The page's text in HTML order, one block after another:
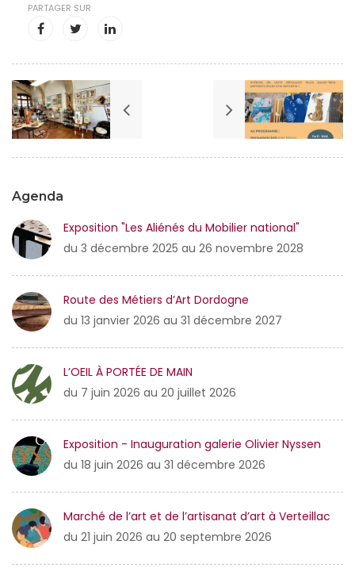
Agenda
Exposition "Les Aliénés du Mobilier national"
du 3 décembre 2025 au 26 novembre 2028
Route des Métiers d’Art Dordogne
du 13 janvier 2026 au 31 décembre 2027
L’OEIL À PORTÉE DE MAIN
du 7 juin 2026 au 20 juillet 2026
Exposition - Inauguration galerie Olivier Nyssen
du 18 juin 2026 au 31 décembre 2026
Marché de l’art et de l’artisanat d’art à Verteillac
du 21 juin 2026 au 20 septembre 2026
PARTAGER SUR